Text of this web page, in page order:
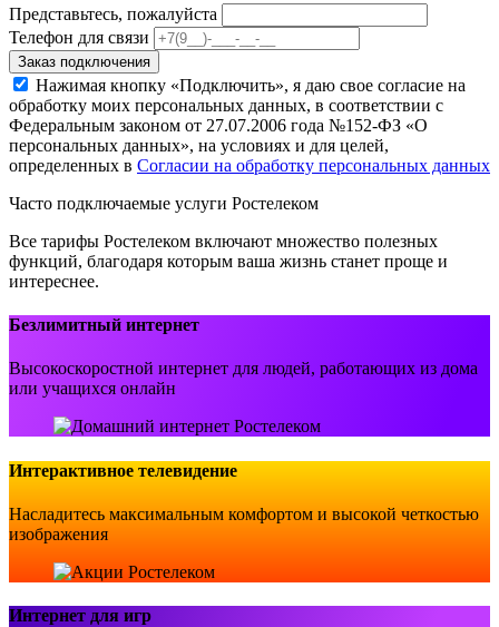
Представьтесь, пожалуйста
Телефон для связи
Заказ подключения
Нажимая кнопку «Подключить», я даю свое согласие на
обработку моих персональных данных, в соответствии с
Федеральным законом от 27.07.2006 года №152-ФЗ «О
персональных данных», на условиях и для целей,
определенных в Согласии на обработку персональных данных
Часто подключаемые услуги Ростелеком
Все тарифы Ростелеком включают множество полезных
функций, благодаря которым ваша жизнь станет проще и
интереснее.
Безлимитный интернет
Высокоскоростной интернет для людей, работающих из дома
или учащихся онлайн
Интерактивное телевидение
Насладитесь максимальным комфортом и высокой четкостью
изображения
Интернет для игр